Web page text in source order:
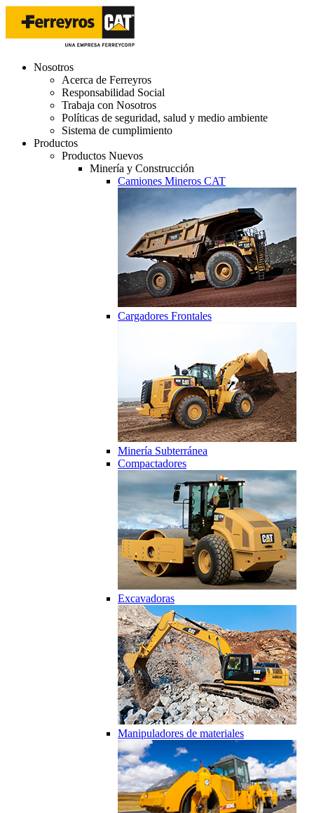
Nosotros
Acerca de Ferreyros
Responsabilidad Social
Trabaja con Nosotros
Políticas de seguridad, salud y medio ambiente
Sistema de cumplimiento
Productos
Productos Nuevos
Minería y Construcción
Camiones Mineros CAT
Cargadores Frontales
Minería Subterránea
Compactadores
Excavadoras
Manipuladores de materiales